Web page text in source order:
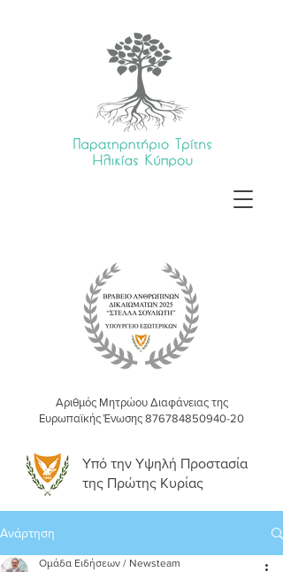
Αριθμός Μητρώου Διαφάνειας της
Ευρωπαϊκής Ένωσης 876784850940-20
Υπό την Υψηλή Προστασία
της Πρώτης Κυρίας
Ανάρτηση
Ομάδα Ειδήσεων / Newsteam